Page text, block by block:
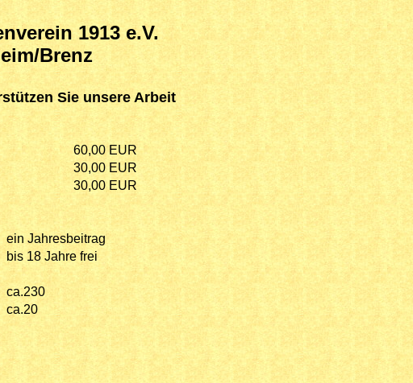
1913 e.V.
Brenz
Sie unsere Arbeit
60,00 EUR
30,00 EUR
30,00 EUR
ein Jahresbeitrag
bis 18 Jahre frei
ca.230
ca.20